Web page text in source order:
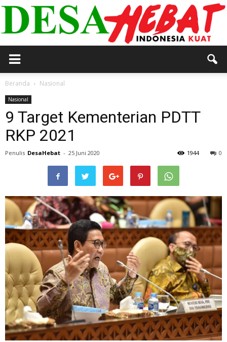
HEBAT
Beranda Nasional
Nasional
9 Target Kementerian PDTT
RKP 2021
Penulis DesaHebat - 25 Juni 2020 0
1944